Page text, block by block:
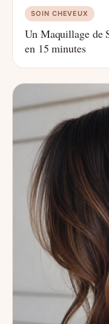
SOIN CHEVEUX
Un Maquillage de
en 15 minutes